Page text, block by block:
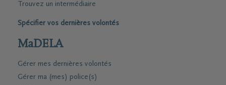
Trouvez un intermédiaire
Spécifier vos dernières volontés
MaDELA
Gérer mes dernières volontés
Gérer ma (mes) police(s)